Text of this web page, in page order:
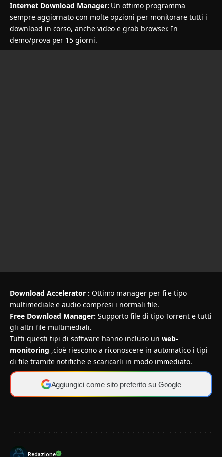
Internet Download Manager: Un ottimo programma
sempre aggiornato con molte opzioni per monitorare tutti i
download in corso, anche video e grab browser. In
demo/prova per 15 giorni.
Download Accelerator : Ottimo manager per file tipo
multimediale e audio compresi i normali file.
Free Download Manager: Supporto file di tipo Torrent e tutti
gli altri file multimediali.
Tutti questi tipi di software hanno incluso un web-
monitoring ,cioè riescono a riconoscere in automatico i tipi
di file tramite notifiche e scaricarli in modo immediato.
Aggiungici come sito preferito su Google
Redazione